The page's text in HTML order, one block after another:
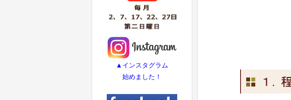
▲インスタグラム
始めました！